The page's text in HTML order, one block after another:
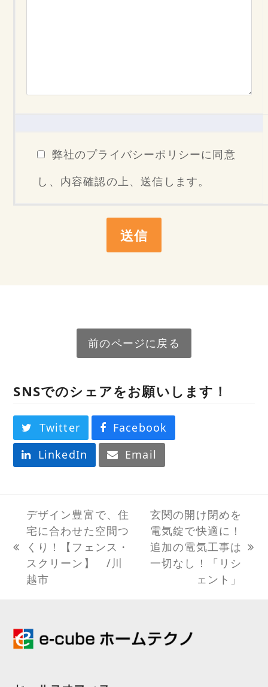
弊社のプライバシーポリシーに同意
し、内容確認の上、送信します。
前のページに戻る
SNSでのシェアをお願いします！
Twitter
Facebook
LinkedIn
Email
previous
post:
デザイン豊富で、住
宅に合わせた空間つ
くり！【フェンス・
スクリーン】 /川
越市
next
post:
玄関の開け閉めを
電気錠で快適に！
追加の電気工事は
一切なし！「リシ
ェント」